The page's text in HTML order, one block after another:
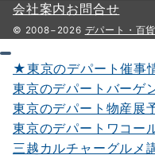
会社案内お問合せ
© 2008−2026 デパート・百
★東京のデパート催事
東京のデパートバーゲ
東京のデパート物産展
東京のデパートワコー
三越カルチャーグルメ